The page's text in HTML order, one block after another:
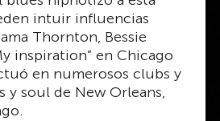
intuir influencias
Thornton, Bessie
inspiration” en Chicago
en numerosos clubs y
y soul de New Orleans,